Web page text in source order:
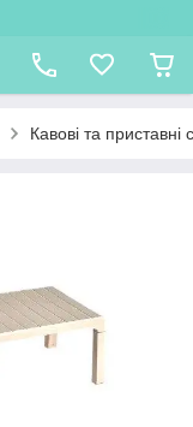
Кавові та приставні